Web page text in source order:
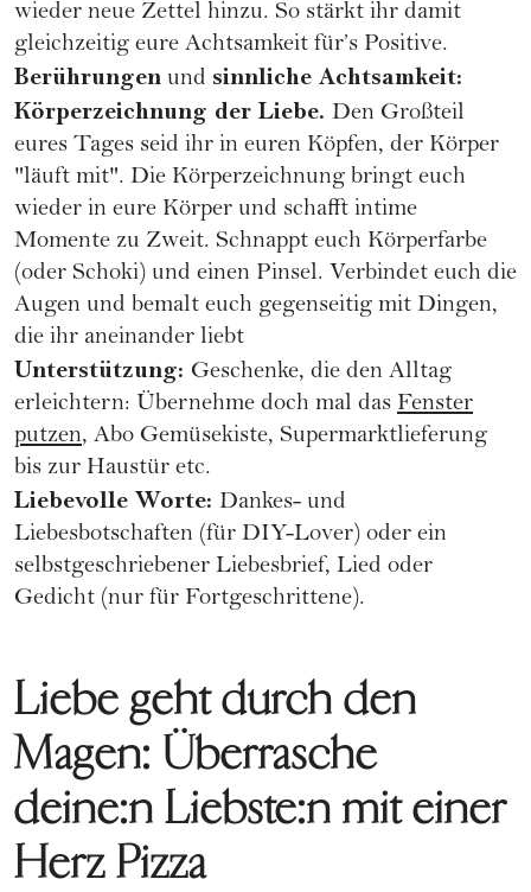
wieder neue Zettel hinzu. So stärkt ihr damit
gleichzeitig eure Achtsamkeit für’s Positive.
Berührungen und sinnliche Achtsamkeit:
Körperzeichnung der Liebe. Den Großteil
eures Tages seid ihr in euren Köpfen, der Körper
"läuft mit". Die Körperzeichnung bringt euch
wieder in eure Körper und schafft intime
Momente zu Zweit. Schnappt euch Körperfarbe
(oder Schoki) und einen Pinsel. Verbindet euch die
Augen und bemalt euch gegenseitig mit Dingen,
die ihr aneinander liebt
Unterstützung: Geschenke, die den Alltag
erleichtern: Übernehme doch mal das Fenster
putzen, Abo Gemüsekiste, Supermarktlieferung
bis zur Haustür etc.
Liebevolle Worte: Dankes- und
Liebesbotschaften (für DIY-Lover) oder ein
selbstgeschriebener Liebesbrief, Lied oder
Gedicht (nur für Fortgeschrittene).
Liebe geht durch den
Magen: Überrasche
deine:n Liebste:n mit einer
Herz Pizza